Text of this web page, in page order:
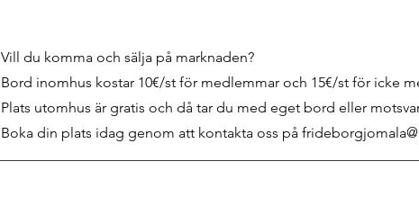
Vill du komma och sälja på marknaden?
Bord inomhus kostar 10€/st för medlemmar och 15€/st för icke
Plats utomhus är gratis och då tar du med eget bord eller
Boka din plats idag genom att kontakta oss på